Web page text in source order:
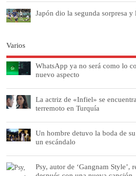
Japón dio la segunda sorpresa
Varios
WhatsApp ya no será como lo
nuevo aspecto
La actriz de «Infiel» se
terremoto en Turquía
Un hombre detuvo la boda de
un escándalo
Psy, autor de ‘Gangnam Style’,